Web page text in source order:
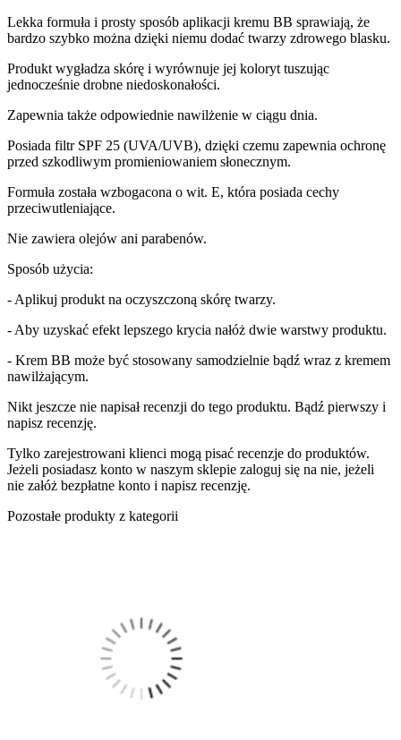
Lekka formuła i prosty sposób aplikacji kremu BB sprawiają, że
bardzo szybko można dzięki niemu dodać twarzy zdrowego blasku.
Produkt wygładza skórę i wyrównuje jej koloryt tuszując
jednocześnie drobne niedoskonałości.
Zapewnia także odpowiednie nawilżenie w ciągu dnia.
Posiada filtr SPF 25 (UVA/UVB), dzięki czemu zapewnia ochronę
przed szkodliwym promieniowaniem słonecznym.
Formuła została wzbogacona o wit. E, która posiada cechy
przeciwutleniające.
Nie zawiera olejów ani parabenów.
Sposób użycia:
- Aplikuj produkt na oczyszczoną skórę twarzy.
- Aby uzyskać efekt lepszego krycia nałóż dwie warstwy produktu.
- Krem BB może być stosowany samodzielnie bądź wraz z kremem
nawilżającym.
Nikt jeszcze nie napisał recenzji do tego produktu. Bądź pierwszy i
napisz recenzję.
Tylko zarejestrowani klienci mogą pisać recenzje do produktów.
Jeżeli posiadasz konto w naszym sklepie zaloguj się na nie, jeżeli
nie załóż bezpłatne konto i napisz recenzję.
Pozostałe produkty z kategorii